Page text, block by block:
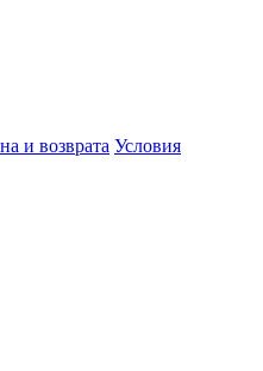
и возврата Условия